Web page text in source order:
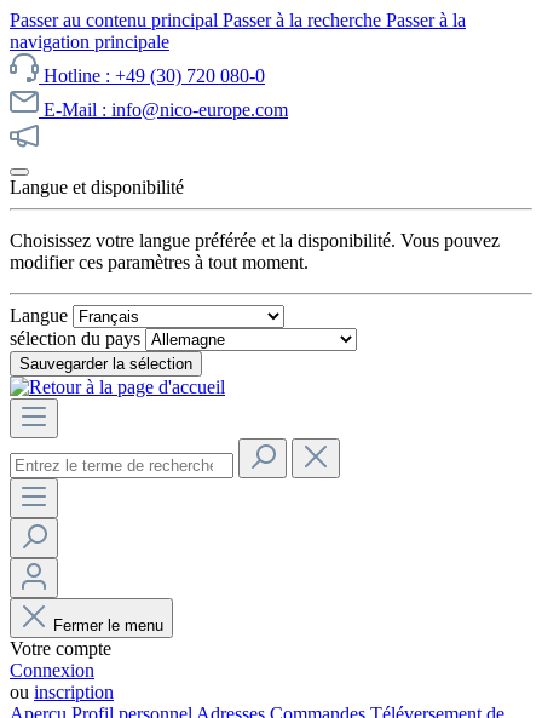
Passer au contenu principal Passer à la recherche Passer à la
navigation principale
Hotline : +49 (30) 720 080-0
E-Mail : info@nico-europe.com
Langue et disponibilité
Choisissez votre langue préférée et la disponibilité. Vous pouvez
modifier ces paramètres à tout moment.
Langue
sélection du pays
Sauvegarder la sélection
Fermer le menu
Votre compte
Connexion
ou inscription
Aperçu Profil personnel Adresses Commandes Téléversement de